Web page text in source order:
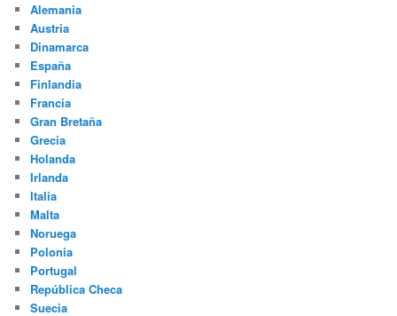
Alemania
Austria
Dinamarca
España
Finlandia
Francia
Gran Bretaña
Grecia
Holanda
Irlanda
Italia
Malta
Noruega
Polonia
Portugal
República Checa
Suecia